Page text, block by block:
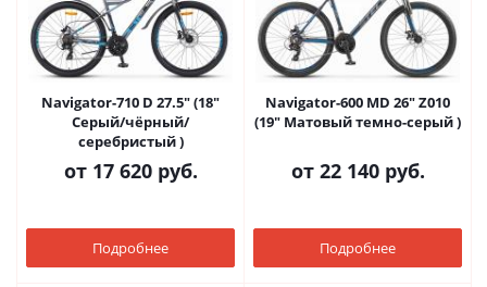
Navigator-710 D 27.5" (18"
Серый/чёрный/
серебристый )
от 17 620 руб.
Подробнее
Navigator-600 MD 26" Z010
(19" Матовый темно-серый )
от 22 140 руб.
Подробнее